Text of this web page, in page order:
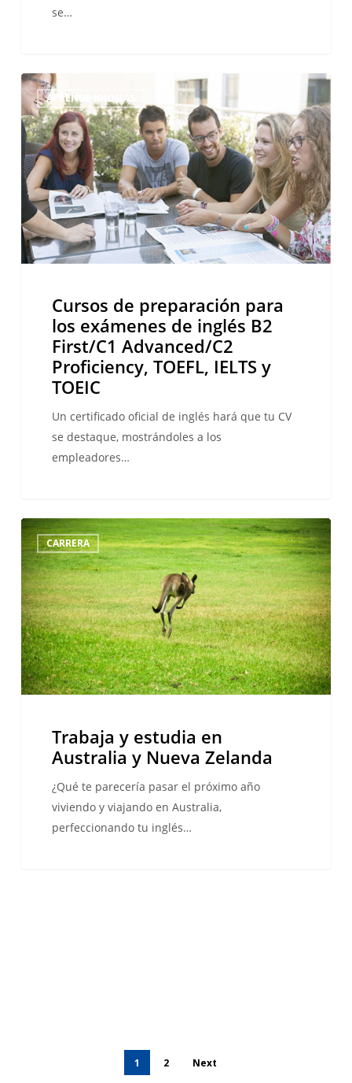
se…
Cursos
de
preparación
para
los
exámenes
de
inglés
B2
First/C1
Proficiency,
APRENDE IDIOMAS
Cursos de preparación para
los exámenes de inglés B2
First/C1 Advanced/C2
Proficiency, TOEFL, IELTS y
TOEIC
Un certificado oficial de inglés hará que tu CV
se destaque, mostrándoles a los
empleadores…
Trabaja
y
estudia
en
Australia
y
Nueva
Zelanda
CARRERA
Trabaja y estudia en
Australia y Nueva Zelanda
¿Qué te parecería pasar el próximo año
viviendo y viajando en Australia,
perfeccionando tu inglés…
1 2 Next